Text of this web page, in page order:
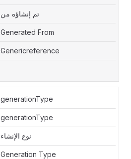
تم إنشاؤه من
Generated From
Genericreference
generationType
generationType
نوع الإنشاء
Generation Type